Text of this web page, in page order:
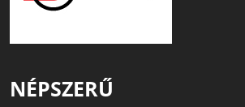
NÉPSZERŰ